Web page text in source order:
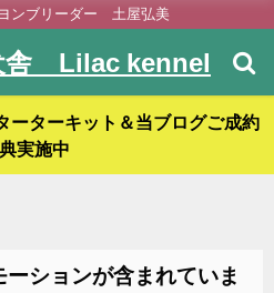
ンブリーダー 土屋弘美
舎 Lilac kennel
ーターキット＆当ブログご成約
実施中
ションが含まれていま